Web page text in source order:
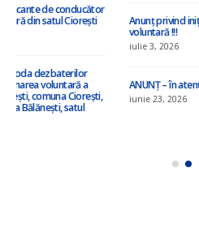
voluntară !!!
iulie 3, 2026
iunie 23, 2026